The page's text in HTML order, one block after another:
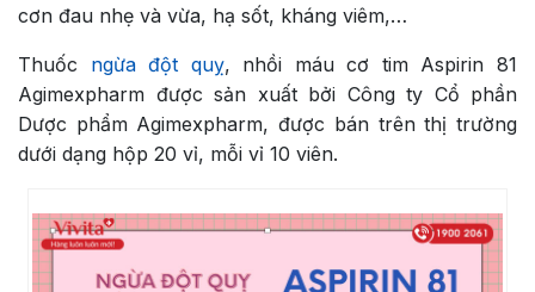
cơn đau nhẹ và vừa, hạ sốt, kháng viêm,…
Thuốc ngừa đột quỵ, nhồi máu cơ tim Aspirin 81
Agimexpharm được sản xuất bởi Công ty Cổ phần
Dược phẩm Agimexpharm, được bán trên thị trường
dưới dạng hộp 20 vỉ, mỗi vỉ 10 viên.